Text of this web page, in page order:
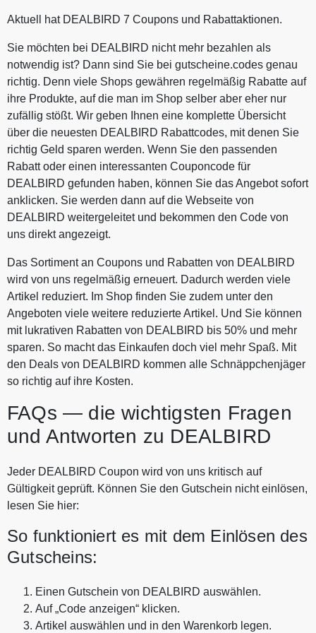
Aktuell hat DEALBIRD 7 Coupons und Rabattaktionen.
Sie möchten bei DEALBIRD nicht mehr bezahlen als
notwendig ist? Dann sind Sie bei gutscheine.codes genau
richtig. Denn viele Shops gewähren regelmäßig Rabatte auf
ihre Produkte, auf die man im Shop selber aber eher nur
zufällig stößt. Wir geben Ihnen eine komplette Übersicht
über die neuesten DEALBIRD Rabattcodes, mit denen Sie
richtig Geld sparen werden. Wenn Sie den passenden
Rabatt oder einen interessanten Couponcode für
DEALBIRD gefunden haben, können Sie das Angebot sofort
anklicken. Sie werden dann auf die Webseite von
DEALBIRD weitergeleitet und bekommen den Code von
uns direkt angezeigt.
Das Sortiment an Coupons und Rabatten von DEALBIRD
wird von uns regelmäßig erneuert. Dadurch werden viele
Artikel reduziert. Im Shop finden Sie zudem unter den
Angeboten viele weitere reduzierte Artikel. Und Sie können
mit lukrativen Rabatten von DEALBIRD bis 50% und mehr
sparen. So macht das Einkaufen doch viel mehr Spaß. Mit
den Deals von DEALBIRD kommen alle Schnäppchenjäger
so richtig auf ihre Kosten.
FAQs — die wichtigsten Fragen
und Antworten zu DEALBIRD
Jeder DEALBIRD Coupon wird von uns kritisch auf
Gültigkeit geprüft. Können Sie den Gutschein nicht einlösen,
lesen Sie hier:
So funktioniert es mit dem Einlösen des
Gutscheins:
Einen Gutschein von DEALBIRD auswählen.
Auf „Code anzeigen“ klicken.
Artikel auswählen und in den Warenkorb legen.